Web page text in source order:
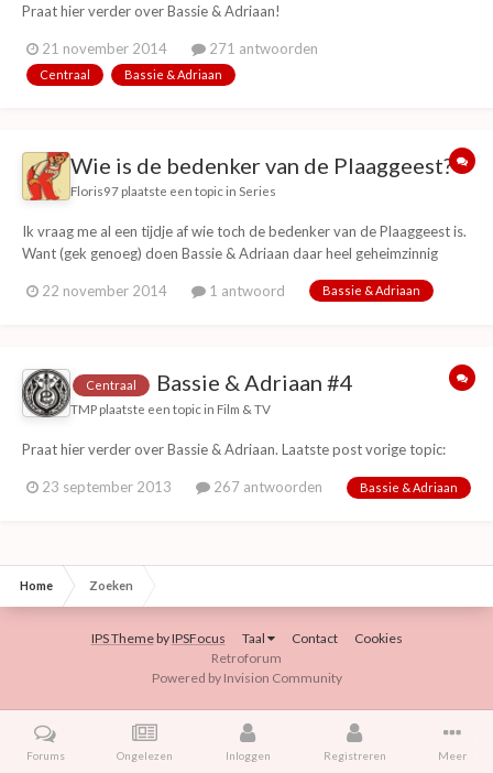
Praat hier verder over Bassie & Adriaan!
21 november 2014 271 antwoorden
Centraal Bassie & Adriaan
Wie is de bedenker van de Plaaggeest?
Floris97 plaatste een topic in Series
Ik vraag me al een tijdje af wie toch de bedenker van de Plaaggeest is.
Want (gek genoeg) doen Bassie & Adriaan daar heel geheimzinnig
filmpje:https://www.youtube.com/watch?v=KTi7U-nR_k0 vertelt
22 november 2014 1 antwoord Bassie & Adriaan
Centraal Bassie & Adriaan #4
TMP plaatste een topic in Film & TV
Praat hier verder over Bassie & Adriaan. Laatste post vorige topic:
23 september 2013 267 antwoorden Bassie & Adriaan
Home Zoeken
IPS ThemebyIPSFocus Taal Contact
Cookies
Retroforum
Powered by Invision Community
Forums Ongelezen Inloggen Registreren Meer